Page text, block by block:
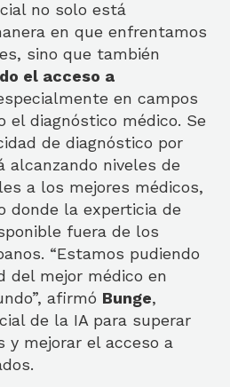
no solo está
en que enfrentamos
sino que también
el acceso a
en campos
el diagnóstico médico. Se
de diagnóstico por
alcanzando niveles de
a los mejores médicos,
donde la experticia de
fuera de los
“Estamos pudiendo
del mejor médico en
afirmó Bunge,
de la IA para superar
y mejorar el acceso a